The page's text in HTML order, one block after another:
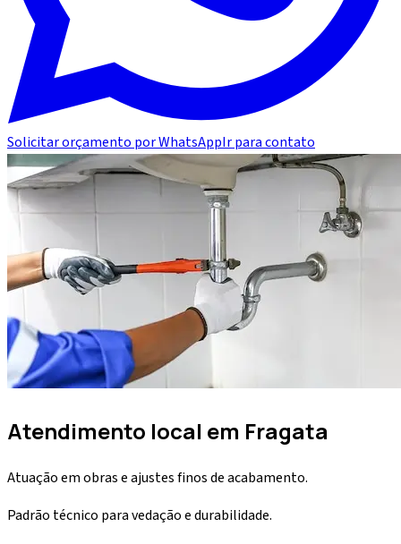
Solicitar orçamento por WhatsAppIr para contato
Atendimento local em Fragata
Atuação em obras e ajustes finos de acabamento.
Padrão técnico para vedação e durabilidade.